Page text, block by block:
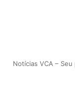
Notícias VCA –